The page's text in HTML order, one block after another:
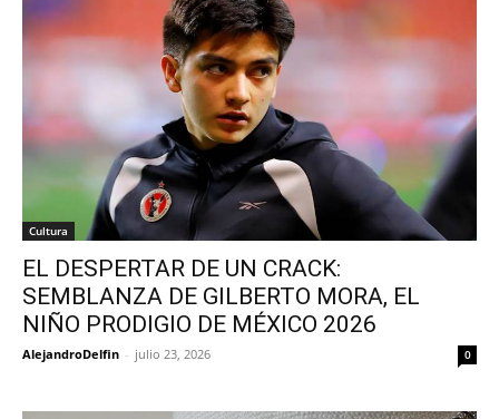
Cultura
EL DESPERTAR DE UN CRACK:
SEMBLANZA DE GILBERTO MORA, EL
NIÑO PRODIGIO DE MÉXICO 2026
AlejandroDelfin - julio 23, 2026 0